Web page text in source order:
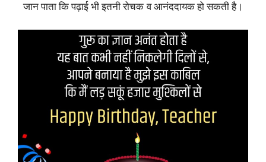
जान पाता कि पढ़ाई भी इतनी रोचक व आनंददायक हो सकती है।